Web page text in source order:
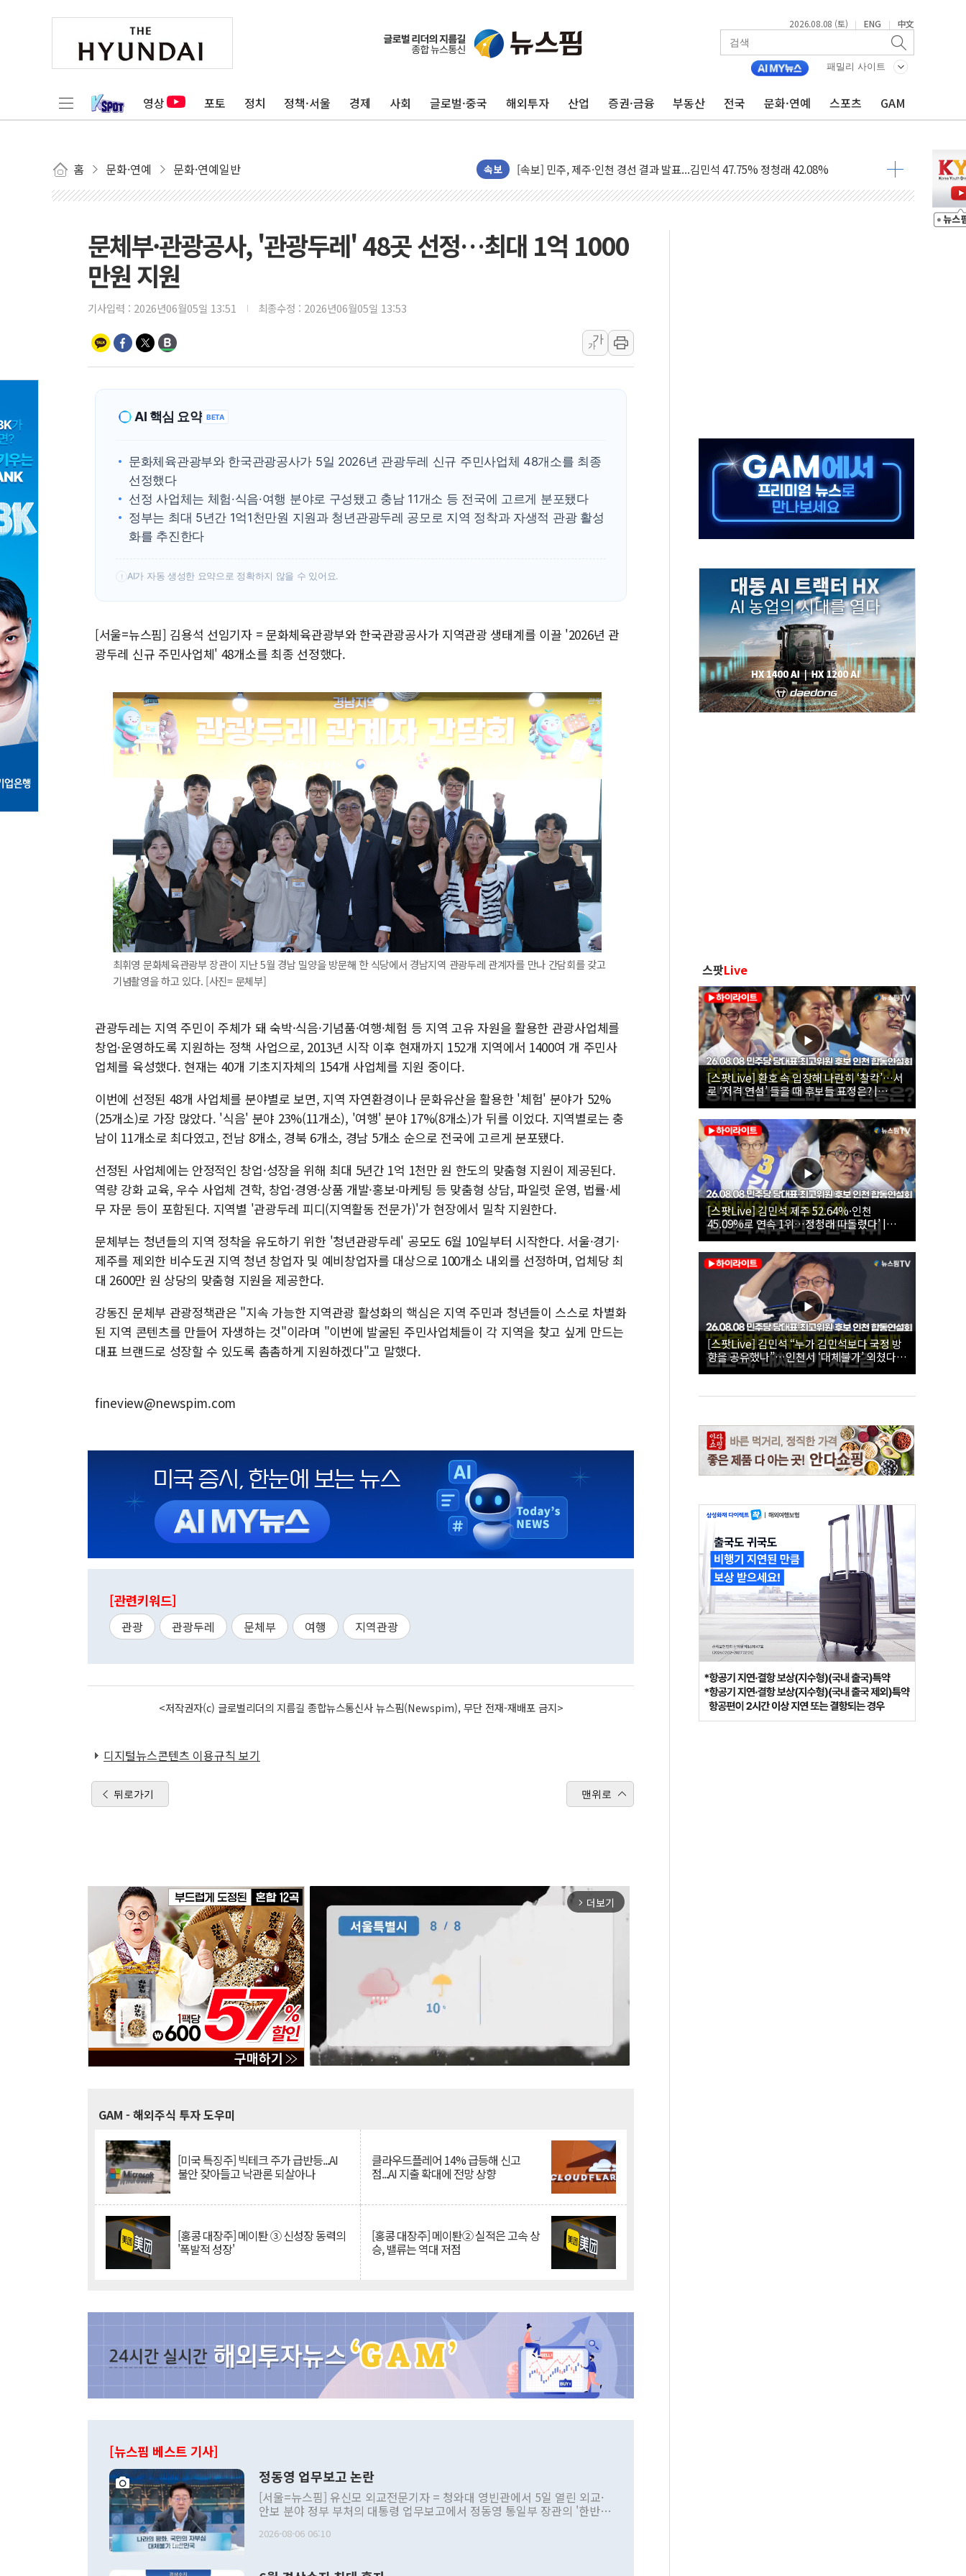
2026.08.08 (토) | ENG | 中文
패밀리 사이트
영상 포토 정치 정책·서울 경제 사회 글로벌·중국 해외투자 산업 증권·금융 부동산 전국 문화·연예 스포츠 GAM
홈 문화·연예 문화·연예일반 속보
울진·영덕 '호우특보'-포항 '산사태 주의보'...경북도, 호우 피해·통제구간 없어
[종합] 김민석, 정청래에 '0.86%p' 차 재역전 성공...金 45.42% vs 鄭 44.56%
김민석, 2주차 제주·인천 경선서 정청래에 승리...47.75% vs 42.08%
인사하는 김민석 당대표 후보
[속보] 민주, 인천 경선 결과 발표...김민석 45.09% 정청래 43.27% 송영길 11.63%
[속보] 민주, 제주 경선 결과 발표...김민석 52.64% 정청래 39.89% 송영길 7.47%
美, 이란전 출구전략 만지작…공습 한계·탄약 부족 현실화
강릉·동해·삼척 시간당 최대 50㎜ 폭우…강원 동해안 강한 비 이어져
여수 오동도 인근 해상서 모터보트 전복…1명 사망·1명 실종
추미애, '위안부' 피해자 기림의 날 참석..."국제적 시민 연대로 목소리 내야"
李대통령, ISA 개편 재검토 지시…與 "적극 환영"·野 "졸속 국정"
문체부·관광공사, '관광두레' 48곳 선정…최대 1억 1000
만원 지원
기사입력 : 2026년06월05일 13:51 최종수정 : 2026년06월05일 13:53
가
가
AI 핵심 요약 BETA
문화체육관광부와 한국관광공사가 5일 2026년 관광두레 신규 주민사업체 48개소를 최종
선정했다
선정 사업체는 체험·식음·여행 분야로 구성됐고 충남 11개소 등 전국에 고르게 분포됐다
정부는 최대 5년간 1억1천만원 지원과 청년관광두레 공모로 지역 정착과 자생적 관광 활성
화를 추진한다
! AI가 자동 생성한 요약으로 정확하지 않을 수 있어요.
[서울=뉴스핌] 김용석 선임기자 = 문화체육관광부와 한국관광공사가 지역관광 생태계를 이끌 '2026년 관
광두레 신규 주민사업체' 48개소를 최종 선정했다.
최휘영 문화체육관광부 장관이 지난 5월 경남 밀양을 방문해 한 식당에서 경남지역 관광두레 관계자를 만나 간담회를 갖고
기념촬영을 하고 있다. [사진= 문체부]
관광두레는 지역 주민이 주체가 돼 숙박·식음·기념품·여행·체험 등 지역 고유 자원을 활용한 관광사업체를
창업·운영하도록 지원하는 정책 사업으로, 2013년 시작 이후 현재까지 152개 지역에서 1400여 개 주민사
업체를 육성했다. 현재는 40개 기초지자체의 154개 사업체를 지원 중이다.
이번에 선정된 48개 사업체를 분야별로 보면, 지역 자연환경이나 문화유산을 활용한 '체험' 분야가 52%
(25개소)로 가장 많았다. '식음' 분야 23%(11개소), '여행' 분야 17%(8개소)가 뒤를 이었다. 지역별로는 충
남이 11개소로 최다였고, 전남 8개소, 경북 6개소, 경남 5개소 순으로 전국에 고르게 분포됐다.
선정된 사업체에는 안정적인 창업·성장을 위해 최대 5년간 1억 1천만 원 한도의 맞춤형 지원이 제공된다.
역량 강화 교육, 우수 사업체 견학, 창업·경영·상품 개발·홍보·마케팅 등 맞춤형 상담, 파일럿 운영, 법률·세
무 자문 등이 포함된다. 지역별 '관광두레 피디(지역활동 전문가)'가 현장에서 밀착 지원한다.
문체부는 청년들의 지역 정착을 유도하기 위한 '청년관광두레' 공모도 6월 10일부터 시작한다. 서울·경기·
제주를 제외한 비수도권 지역 청년 창업자 및 예비창업자를 대상으로 100개소 내외를 선정하며, 업체당 최
대 2600만 원 상당의 맞춤형 지원을 제공한다.
강동진 문체부 관광정책관은 "지속 가능한 지역관광 활성화의 핵심은 지역 주민과 청년들이 스스로 차별화
된 지역 콘텐츠를 만들어 자생하는 것"이라며 "이번에 발굴된 주민사업체들이 각 지역을 찾고 싶게 만드는
대표 브랜드로 성장할 수 있도록 촘촘하게 지원하겠다"고 말했다.
fineview@newspim.com
[관련키워드]
관광 관광두레 문체부 여행 지역관광
<저작권자(c) 글로벌리더의 지름길 종합뉴스통신사 뉴스핌(Newspim), 무단 전재-재배포 금지>
디지털뉴스콘텐츠 이용규칙 보기
뒤로가기 맨위로
arrow_forward_ios 더보기
GAM - 해외주식 투자 도우미
[미국 특징주] 빅테크 주가 급반등...AI
불안 잦아들고 낙관론 되살아나
클라우드플레어 14% 급등해 신고
점...AI 지출 확대에 전망 상향
[홍콩 대장주] 메이퇀 ③ 신성장 동력의
'폭발적 성장'
[홍콩 대장주] 메이퇀② 실적은 고속 상
승, 밸류는 역대 저점
[뉴스핌 베스트 기사]
정동영 업무보고 논란
[서울=뉴스핌] 유신모 외교전문기자 = 청와대 영빈관에서 5일 열린 외교·
안보 분야 정부 부처의 대통령 업무보고에서 정동영 통일부 장관의 '한반도
발언 중에는 정부 내 조율을 거치지 않은 사안을 정책으로 추진하겠다고 공
2026-08-06 06:10
스팟Live
[스팟Live] 환호 속 입장해 나란히 ‘찰칵’…서
로 ‘저격 연설’ 들을 때 후보들 표정은? |
26.08.08 더불어민주당 당대표·최고위원 후
보 인천 합동연설회
[스팟Live] 김민석 제주 52.64%·인천
45.09%로 연속 1위…정청래 따돌렸다’ |
26.08.08 더불어민주당 당대표·최고위원 후
보 인천 합동연설회
[스팟Live] 김민석 “누가 김민석보다 국정 방
향을 공유했나”…인천서 ‘대체불가’ 외쳤다 |
26.08.08 더불어민주당 당대표·최고위원 후